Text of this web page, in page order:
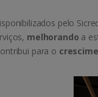
pelo
melhorando a
para o